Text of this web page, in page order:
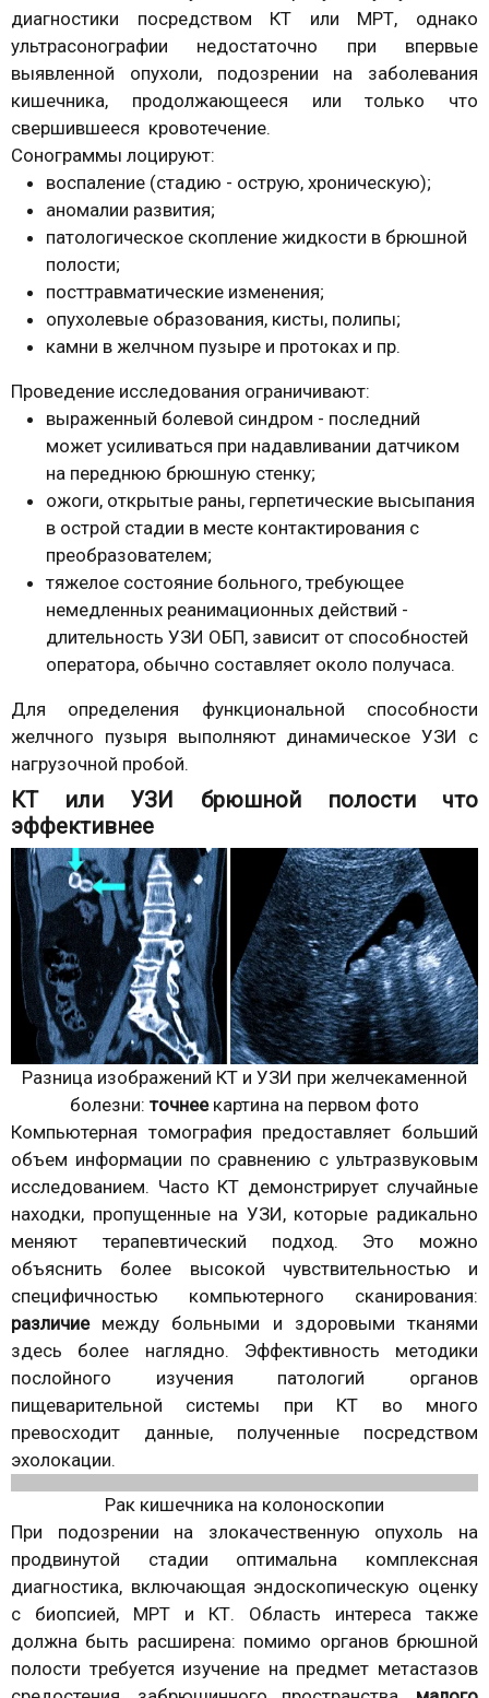
диагностики посредством КТ или МРТ, однако
ультрасонографии недостаточно при впервые
выявленной опухоли, подозрении на заболевания
кишечника, продолжающееся или только что
свершившееся кровотечение.
Сонограммы лоцируют:
воспаление (стадию - острую, хроническую);
аномалии развития;
патологическое скопление жидкости в брюшной
полости;
посттравматические изменения;
опухолевые образования, кисты, полипы;
камни в желчном пузыре и протоках и пр.
Проведение исследования ограничивают:
выраженный болевой синдром - последний
может усиливаться при надавливании датчиком
на переднюю брюшную стенку;
ожоги, открытые раны, герпетические высыпания
в острой стадии в месте контактирования с
преобразователем;
тяжелое состояние больного, требующее
немедленных реанимационных действий -
длительность УЗИ ОБП, зависит от способностей
оператора, обычно составляет около получаса.
Для определения функциональной способности
желчного пузыря выполняют динамическое УЗИ с
нагрузочной пробой.
КТ или УЗИ брюшной полости что
эффективнее
Разница изображений КТ и УЗИ при желчекаменной
болезни: точнеекартина на первом фото
Компьютерная томография предоставляет больший
объем информации по сравнению с ультразвуковым
исследованием. Часто КТ демонстрирует случайные
находки, пропущенные на УЗИ, которые радикально
меняют терапевтический подход. Это можно
объяснить более высокой чувствительностью и
специфичностью компьютерного сканирования:
различиемежду больными и здоровыми тканями
здесь более наглядно. Эффективность методики
послойного изучения патологий органов
пищеварительной системы при КТ во много
превосходит данные, полученные посредством
эхолокации.
Рак кишечника на колоноскопии
При подозрении на злокачественную опухоль на
продвинутой стадии оптимальна комплексная
диагностика, включающая эндоскопическую оценку
с биопсией, МРТ и КТ. Область интереса также
должна быть расширена: помимо органов брюшной
полости требуется изучение на предмет метастазов